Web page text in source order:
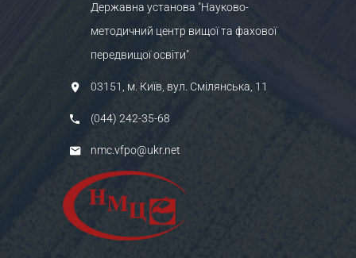
Державна установа "Науково-
методичний центр вищої та фахової
передвищої освіти"
03151, м. Київ, вул. Смілянська, 11
(044) 242-35-68
nmc.vfpo@ukr.net